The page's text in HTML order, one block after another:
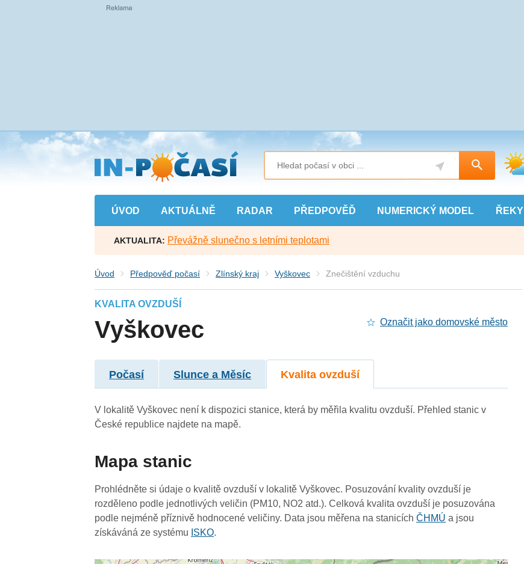
Přejít
na
hlavní
obsah
ÚVOD AKTUÁLNĚ RADAR PŘEDPOVĚĎ NUMERICKÝ MODEL ŘEKY
AKTUALITA: Převážně slunečno s letními teplotami
Úvod Předpověď počasí Zlínský kraj Vyškovec Znečištění vzduchu
KVALITA OVZDUŠÍ
Vyškovec Označit jako domovské město
Počasí Slunce a Měsíc Kvalita ovzduší
V lokalitě Vyškovec není k dispozici stanice, která by měřila kvalitu ovzduší. Přehled stanic v
České republice najdete na mapě.
Mapa stanic
Prohlédněte si údaje o kvalitě ovzduší v lokalitě Vyškovec. Posuzování kvality ovzduší je
rozděleno podle jednotlivých veličin (PM10, NO2 atd.). Celková kvalita ovzduší je posuzována
podle nejméně příznivě hodnocené veličiny. Data jsou měřena na stanicíchČHMÚ a jsou
získáváná ze systému ISKO.
3
3
4 3
4
-
4